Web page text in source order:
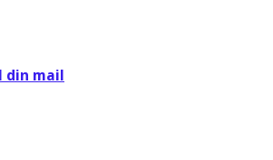
din mail